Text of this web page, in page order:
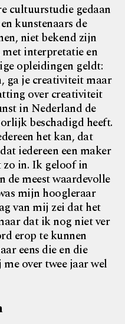
cultuurstudie gedaan
kunstenaars de
niet bekend zijn
interpretatie en
opleidingen geldt:
ga je creativiteit maar
over creativiteit
in Nederland de
beschadigd heeft.
het kan, dat
iedereen een maker
in. Ik geloof in
de meest waardevolle
mijn hoogleraar
van mij zei dat het
dat ik nog niet ver
erop te kunnen
eens die en die
over twee jaar wel